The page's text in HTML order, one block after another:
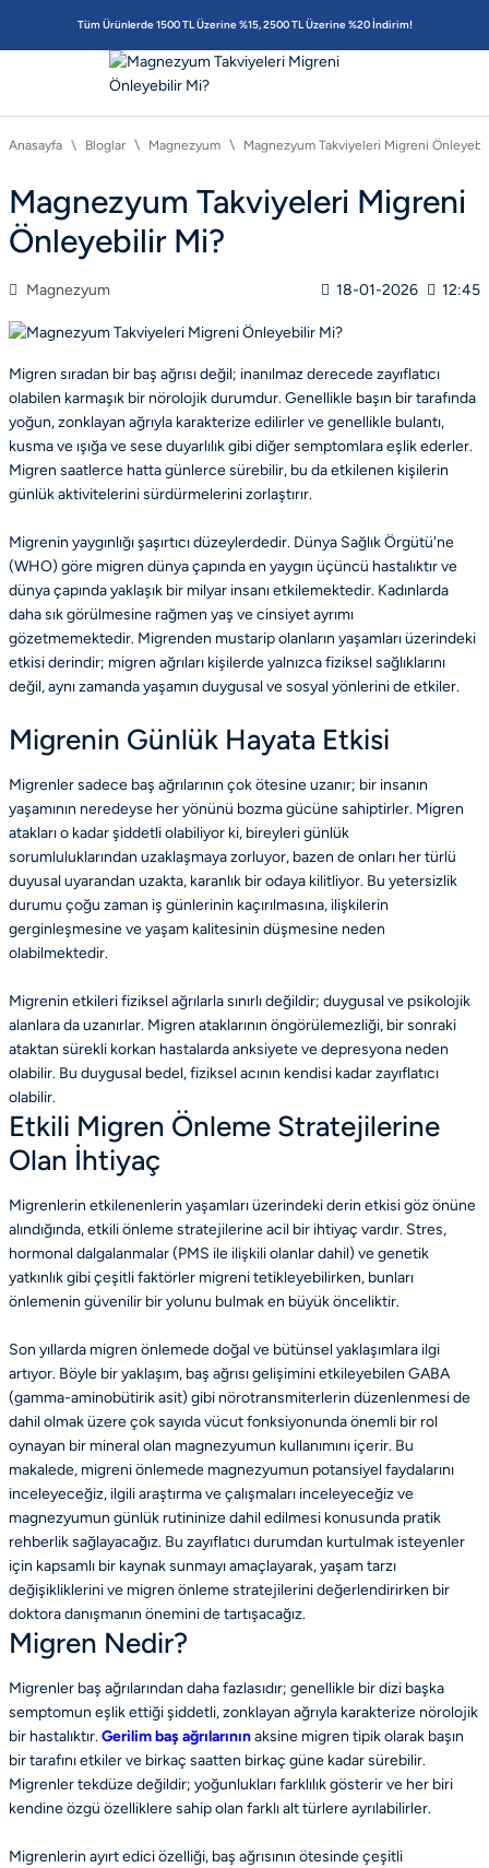
Tüm Ürünlerde 1500 TL Üzerine %15, 2500 TL Üzerine %20 İndirim!
Anasayfa Bloglar Magnezyum Magnezyum Takviyeleri Migreni
Magnezyum Takviyeleri Migreni
Önleyebilir Mi?
Magnezyum 18-01-2026 12:45
Migren sıradan bir baş ağrısı değil; inanılmaz derecede zayıflatıcı
olabilen karmaşık bir nörolojik durumdur. Genellikle başın bir tarafında
yoğun, zonklayan ağrıyla karakterize edilirler ve genellikle bulantı,
kusma ve ışığa ve sese duyarlılık gibi diğer semptomlara eşlik ederler.
Migren saatlerce hatta günlerce sürebilir, bu da etkilenen kişilerin
günlük aktivitelerini sürdürmelerini zorlaştırır.
Migrenin yaygınlığı şaşırtıcı düzeylerdedir. Dünya Sağlık Örgütü'ne
(WHO) göre migren dünya çapında en yaygın üçüncü hastalıktır ve
dünya çapında yaklaşık bir milyar insanı etkilemektedir. Kadınlarda
daha sık görülmesine rağmen yaş ve cinsiyet ayrımı
gözetmemektedir. Migrenden mustarip olanların yaşamları üzerindeki
etkisi derindir; migren ağrıları kişilerde yalnızca fiziksel sağlıklarını
değil, aynı zamanda yaşamın duygusal ve sosyal yönlerini de etkiler.
Migrenin Günlük Hayata Etkisi
Migrenler sadece baş ağrılarının çok ötesine uzanır; bir insanın
yaşamının neredeyse her yönünü bozma gücüne sahiptirler. Migren
atakları o kadar şiddetli olabiliyor ki, bireyleri günlük
sorumluluklarından uzaklaşmaya zorluyor, bazen de onları her türlü
duyusal uyarandan uzakta, karanlık bir odaya kilitliyor. Bu yetersizlik
durumu çoğu zaman iş günlerinin kaçırılmasına, ilişkilerin
gerginleşmesine ve yaşam kalitesinin düşmesine neden
olabilmektedir.
Migrenin etkileri fiziksel ağrılarla sınırlı değildir; duygusal ve psikolojik
alanlara da uzanırlar. Migren ataklarının öngörülemezliği, bir sonraki
ataktan sürekli korkan hastalarda anksiyete ve depresyona neden
olabilir. Bu duygusal bedel, fiziksel acının kendisi kadar zayıflatıcı
olabilir.
Etkili Migren Önleme Stratejilerine
Olan İhtiyaç
Migrenlerin etkilenenlerin yaşamları üzerindeki derin etkisi göz önüne
alındığında, etkili önleme stratejilerine acil bir ihtiyaç vardır. Stres,
hormonal dalgalanmalar (PMS ile ilişkili olanlar dahil) ve genetik
yatkınlık gibi çeşitli faktörler migreni tetikleyebilirken, bunları
önlemenin güvenilir bir yolunu bulmak en büyük önceliktir.
Son yıllarda migren önlemede doğal ve bütünsel yaklaşımlara ilgi
artıyor. Böyle bir yaklaşım, baş ağrısı gelişimini etkileyebilen GABA
(gamma-aminobütirik asit) gibi nörotransmiterlerin düzenlenmesi de
dahil olmak üzere çok sayıda vücut fonksiyonunda önemli bir rol
oynayan bir mineral olan magnezyumun kullanımını içerir. Bu
makalede, migreni önlemede magnezyumun potansiyel faydalarını
inceleyeceğiz, ilgili araştırma ve çalışmaları inceleyeceğiz ve
magnezyumun günlük rutininize dahil edilmesi konusunda pratik
rehberlik sağlayacağız. Bu zayıflatıcı durumdan kurtulmak isteyenler
için kapsamlı bir kaynak sunmayı amaçlayarak, yaşam tarzı
değişikliklerini ve migren önleme stratejilerini değerlendirirken bir
doktora danışmanın önemini de tartışacağız.
Migren Nedir?
Migrenler baş ağrılarından daha fazlasıdır; genellikle bir dizi başka
semptomun eşlik ettiği şiddetli, zonklayan ağrıyla karakterize nörolojik
bir hastalıktır.Gerilim baş ağrılarınınaksine migren tipik olarak başın
bir tarafını etkiler ve birkaç saatten birkaç güne kadar sürebilir.
Migrenler tekdüze değildir; yoğunlukları farklılık gösterir ve her biri
kendine özgü özelliklere sahip olan farklı alt türlere ayrılabilirler.
Migrenlerin ayırt edici özelliği, baş ağrısının ötesinde çeşitli